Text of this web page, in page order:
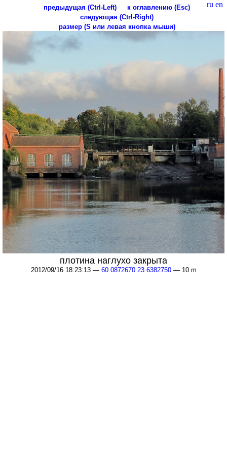
ru en
предыдущая (Ctrl-Left)
к оглавлению (Esc)
следующая (Ctrl-Right)
размер (S или левая кнопка мыши)
плотина наглухо закрыта
2012/09/16 18:23:13 — 60.0872670 23.6382750— 10 m